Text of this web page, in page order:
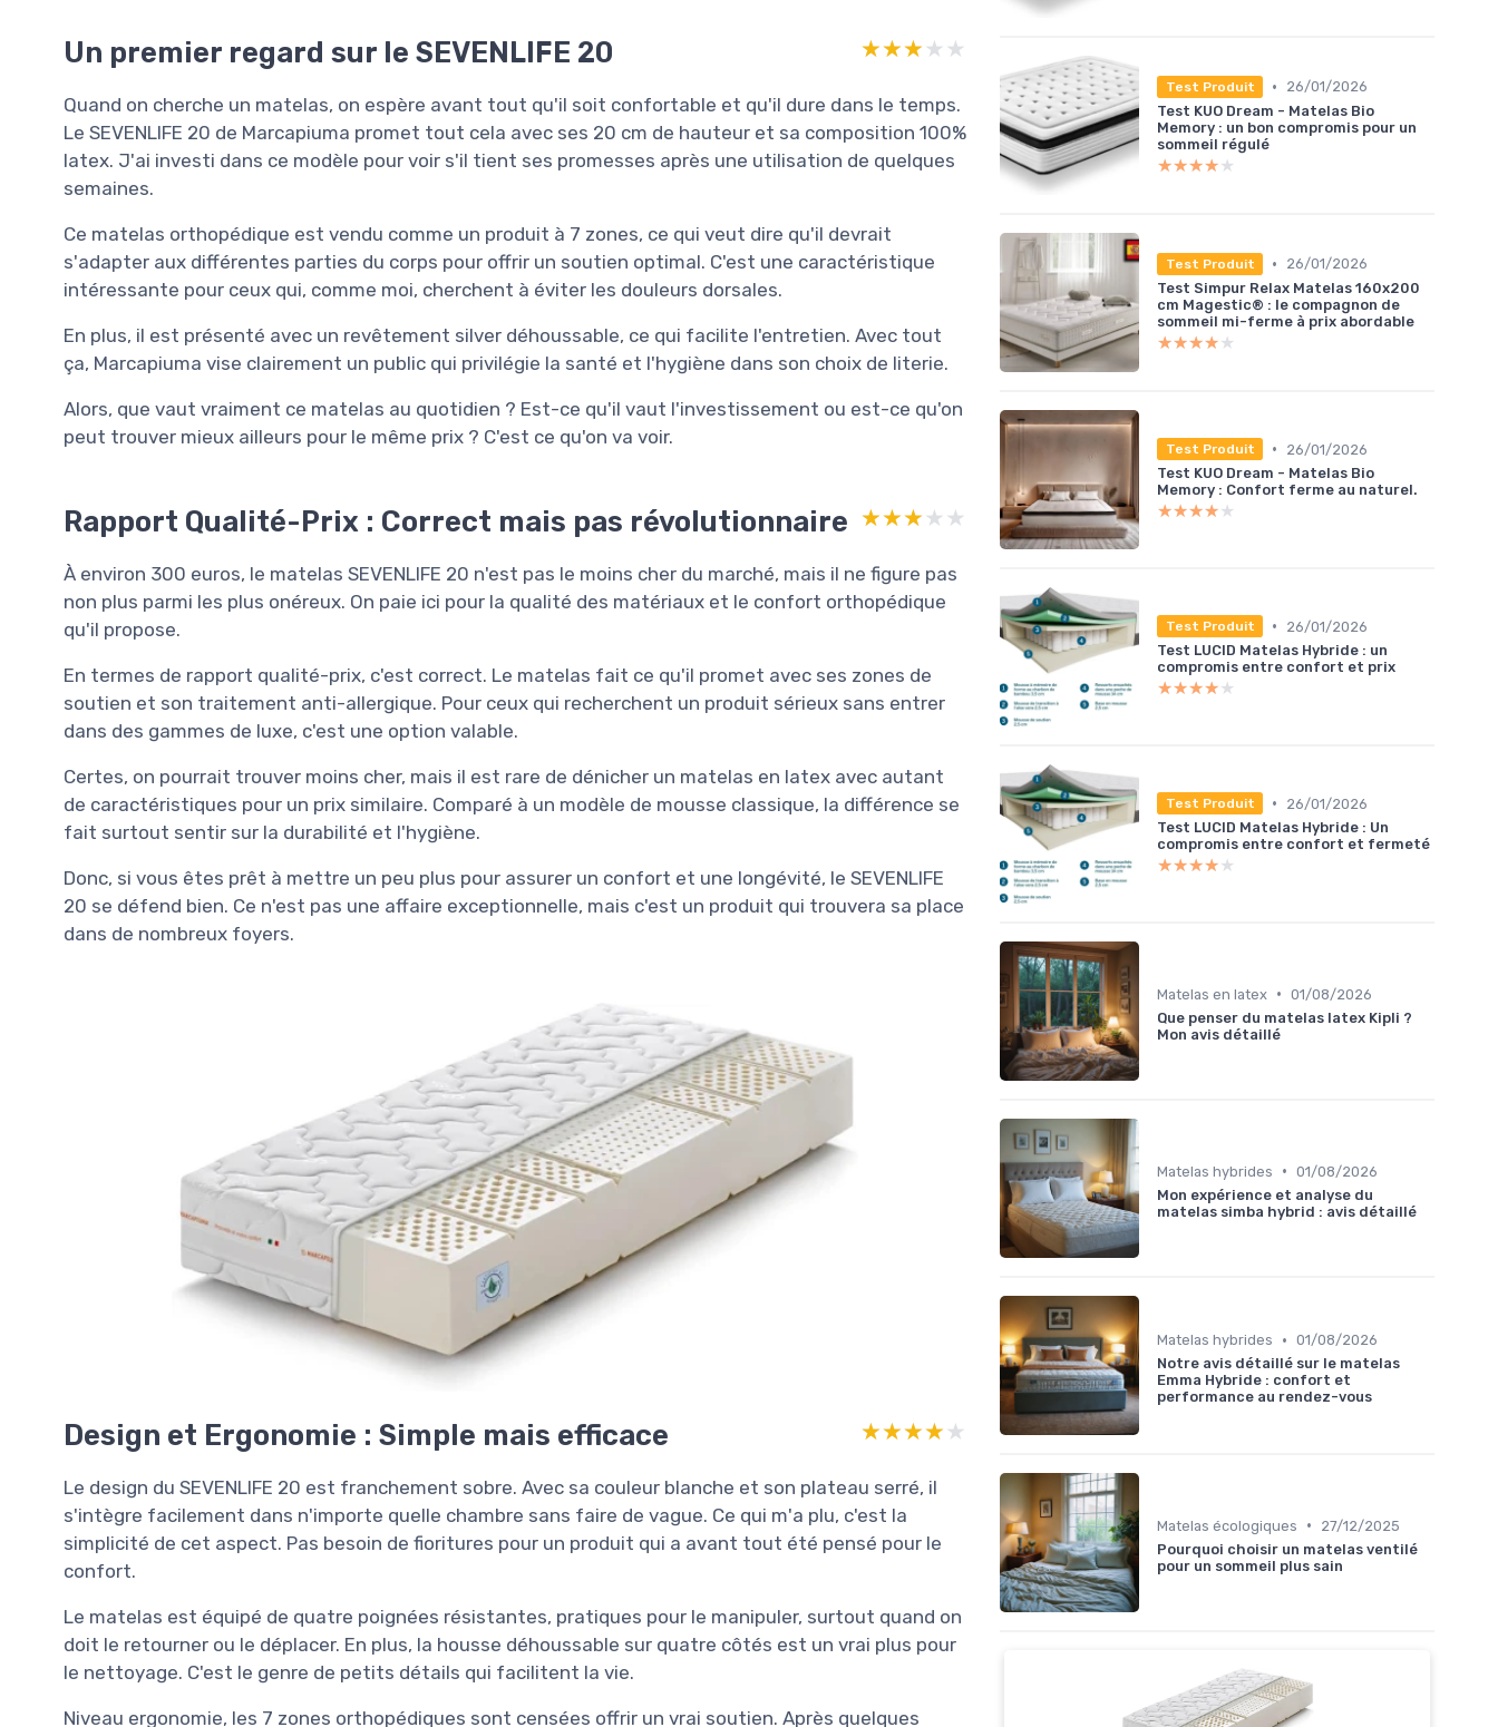
Un premier regard sur le SEVENLIFE 20 ★★★★★
★★★★★
Quand on cherche un matelas, on espère avant tout qu'il soit confortable et qu'il dure dans le temps.
Le SEVENLIFE 20 de Marcapiuma promet tout cela avec ses 20 cm de hauteur et sa composition 100%
latex. J'ai investi dans ce modèle pour voir s'il tient ses promesses après une utilisation de quelques
semaines.
Ce matelas orthopédique est vendu comme un produit à 7 zones, ce qui veut dire qu'il devrait
s'adapter aux différentes parties du corps pour offrir un soutien optimal. C'est une caractéristique
intéressante pour ceux qui, comme moi, cherchent à éviter les douleurs dorsales.
En plus, il est présenté avec un revêtement silver déhoussable, ce qui facilite l'entretien. Avec tout
ça, Marcapiuma vise clairement un public qui privilégie la santé et l'hygiène dans son choix de literie.
Alors, que vaut vraiment ce matelas au quotidien ? Est-ce qu'il vaut l'investissement ou est-ce qu'on
peut trouver mieux ailleurs pour le même prix ? C'est ce qu'on va voir.
Rapport Qualité-Prix : Correct mais pas révolutionnaire ★★★★★
★★★★★
À environ 300 euros, le matelas SEVENLIFE 20 n'est pas le moins cher du marché, mais il ne figure pas
non plus parmi les plus onéreux. On paie ici pour la qualité des matériaux et le confort orthopédique
qu'il propose.
En termes de rapport qualité-prix, c'est correct. Le matelas fait ce qu'il promet avec ses zones de
soutien et son traitement anti-allergique. Pour ceux qui recherchent un produit sérieux sans entrer
dans des gammes de luxe, c'est une option valable.
Certes, on pourrait trouver moins cher, mais il est rare de dénicher un matelas en latex avec autant
de caractéristiques pour un prix similaire. Comparé à un modèle de mousse classique, la différence se
fait surtout sentir sur la durabilité et l'hygiène.
Donc, si vous êtes prêt à mettre un peu plus pour assurer un confort et une longévité, le SEVENLIFE
20 se défend bien. Ce n'est pas une affaire exceptionnelle, mais c'est un produit qui trouvera sa place
dans de nombreux foyers.
Design et Ergonomie : Simple mais efficace ★★★★★
★★★★★
Le design du SEVENLIFE 20 est franchement sobre. Avec sa couleur blanche et son plateau serré, il
s'intègre facilement dans n'importe quelle chambre sans faire de vague. Ce qui m'a plu, c'est la
simplicité de cet aspect. Pas besoin de fioritures pour un produit qui a avant tout été pensé pour le
confort.
Le matelas est équipé de quatre poignées résistantes, pratiques pour le manipuler, surtout quand on
doit le retourner ou le déplacer. En plus, la housse déhoussable sur quatre côtés est un vrai plus pour
le nettoyage. C'est le genre de petits détails qui facilitent la vie.
Niveau ergonomie, les 7 zones orthopédiques sont censées offrir un vrai soutien. Après quelques
Test Produit •
26/01/2026
Test KUO Dream - Matelas Bio
Memory : un bon compromis pour un
sommeil régulé
★★★★★
★★★★★
Test Produit •
26/01/2026
Test Simpur Relax Matelas 160x200
cm Magestic® : le compagnon de
sommeil mi-ferme à prix abordable
★★★★★
★★★★★
Test Produit •
26/01/2026
Test KUO Dream - Matelas Bio
Memory : Confort ferme au naturel.
★★★★★
★★★★★
Test Produit •
26/01/2026
Test LUCID Matelas Hybride : un
compromis entre confort et prix
★★★★★
★★★★★
Test Produit •
26/01/2026
Test LUCID Matelas Hybride : Un
compromis entre confort et fermeté
★★★★★
★★★★★
Matelas en latex • 01/08/2026
Que penser du matelas latex Kipli ?
Mon avis détaillé
Matelas hybrides • 01/08/2026
Mon expérience et analyse du
matelas simba hybrid : avis détaillé
Matelas hybrides • 01/08/2026
Notre avis détaillé sur le matelas
Emma Hybride : confort et
performance au rendez-vous
Matelas écologiques •
27/12/2025
Pourquoi choisir un matelas ventilé
pour un sommeil plus sain